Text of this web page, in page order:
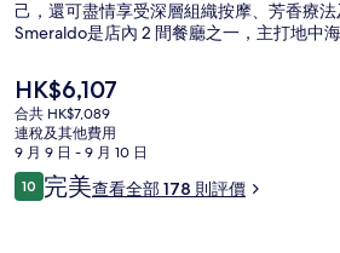
人
入
住
相
片
己，還可盡情享受深層組織按摩、芳香療法
Smeraldo是店內 2 間餐廳之一，主打地中
場。
現
價
HK$6,107
HK$6,107
合共 HK$7,089
連稅及其他費用
9 月 9 日 - 9 月 10 日
評
價
1010 分，滿分 10 分，
完美查看全部 178 則評價